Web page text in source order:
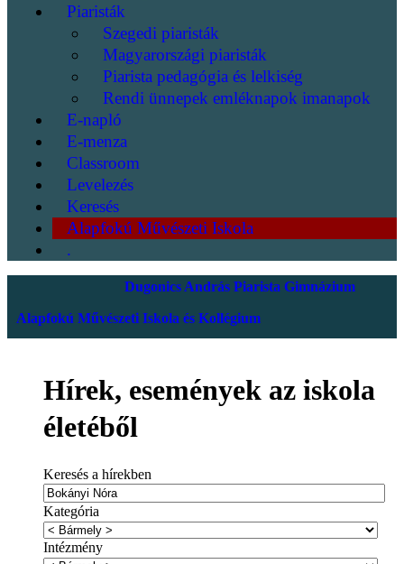
Piaristák
Szegedi piaristák
Magyarországi piaristák
Piarista pedagógia és lelkiség
Rendi ünnepek emléknapok imanapok
E-napló
E-menza
Classroom
Levelezés
Keresés
Alapfokú Művészeti Iskola
.
Dugonics András Piarista Gimnázium
Alapfokú Művészeti Iskola és Kollégium
Hírek, események az iskola
életéből
Keresés a hírekben
Kategória
Intézmény